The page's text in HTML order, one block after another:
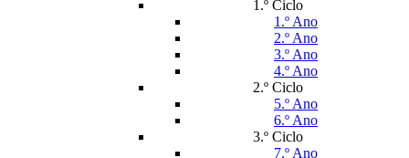
1.º Ciclo
1.º Ano
2.º Ano
3.º Ano
4.º Ano
2.º Ciclo
5.º Ano
6.º Ano
3.º Ciclo
7.º Ano